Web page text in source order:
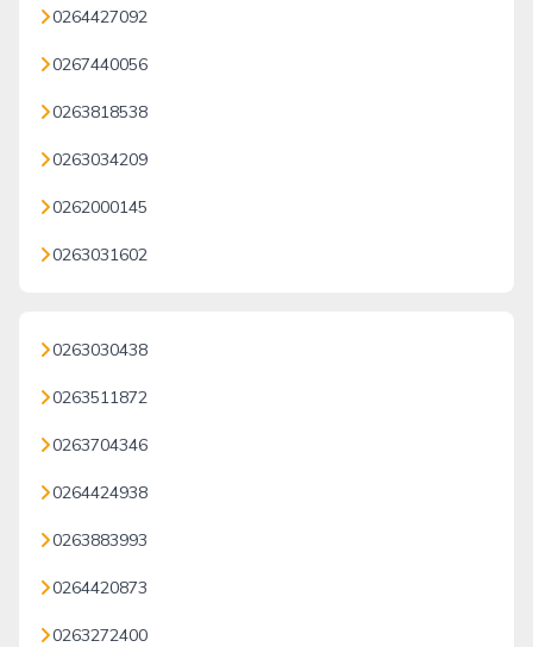
0264427092
0267440056
0263818538
0263034209
0262000145
0263031602
0263030438
0263511872
0263704346
0264424938
0263883993
0264420873
0263272400